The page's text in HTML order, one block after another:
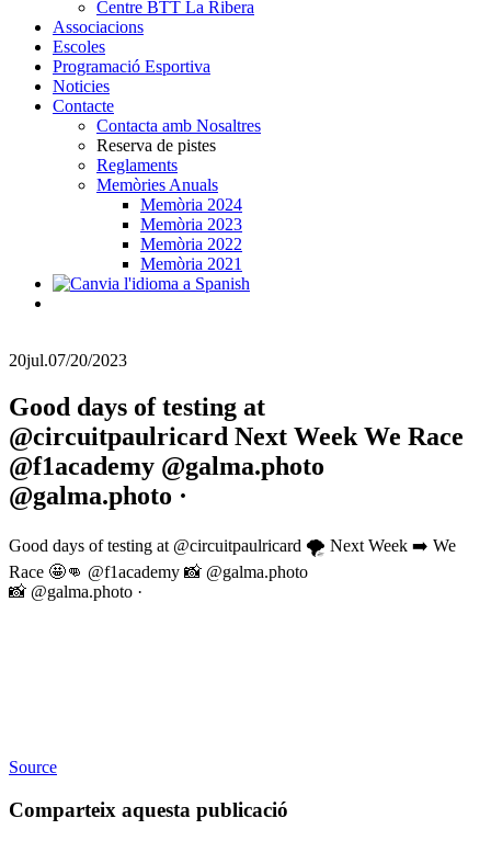
Centre BTT La Ribera
Associacions
Escoles
Programació Esportiva
Noticies
Contacte
Contacta amb Nosaltres
Reserva de pistes
Reglaments
Memòries Anuals
Memòria 2024
Memòria 2023
Memòria 2022
Memòria 2021
20jul.07/20/2023
Good days of testing at
@circuitpaulricard Next Week We Race
@f1academy @galma.photo
@galma.photo ·
Good days of testing at @circuitpaulricard 🌪️ Next Week ➡️ We
Race 🤩👊 @f1academy 📸 @galma.photo
📸 @galma.photo ·
Source
Comparteix aquesta publicació